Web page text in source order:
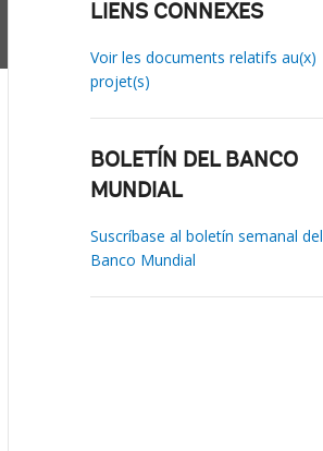
LIENS CONNEXES
Voir les documents relatifs au(x)
projet(s)
BOLETÍN DEL BANCO
MUNDIAL
Suscríbase al boletín semanal del
Banco Mundial